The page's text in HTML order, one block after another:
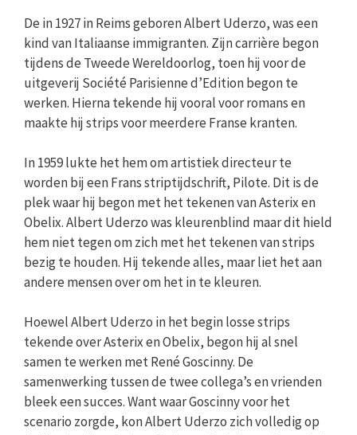
De in 1927 in Reims geboren Albert Uderzo, was een
kind van Italiaanse immigranten. Zijn carrière begon
tijdens de Tweede Wereldoorlog, toen hij voor de
uitgeverij Société Parisienne d’Edition begon te
werken. Hierna tekende hij vooral voor romans en
maakte hij strips voor meerdere Franse kranten.
In 1959 lukte het hem om artistiek directeur te
worden bij een Frans striptijdschrift, Pilote. Dit is de
plek waar hij begon met het tekenen van Asterix en
Obelix. Albert Uderzo was kleurenblind maar dit hield
hem niet tegen om zich met het tekenen van strips
bezig te houden. Hij tekende alles, maar liet het aan
andere mensen over om het in te kleuren.
Hoewel Albert Uderzo in het begin losse strips
tekende over Asterix en Obelix, begon hij al snel
samen te werken met René Goscinny. De
samenwerking tussen de twee collega’s en vrienden
bleek een succes. Want waar Goscinny voor het
scenario zorgde, kon Albert Uderzo zich volledig op